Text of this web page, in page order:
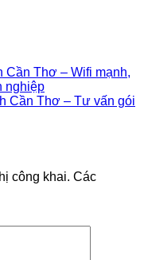
Cần Thơ – Wifi mạnh,
nghiệp
Cần Thơ – Tư vấn gói
công khai. Các